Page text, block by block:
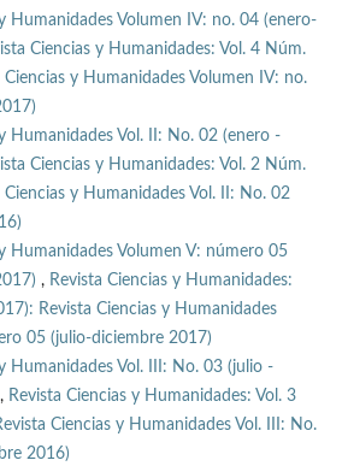
Humanidades Volumen IV: no. 04 (enero-
Ciencias y Humanidades: Vol. 4 Núm.
y Humanidades Volumen IV: no.
Humanidades Vol. II: No. 02 (enero -
Ciencias y Humanidades: Vol. 2 Núm.
y Humanidades Vol. II: No. 02
Humanidades Volumen V: número 05
, Revista Ciencias y Humanidades:
Revista Ciencias y Humanidades
05 (julio-diciembre 2017)
Humanidades Vol. III: No. 03 (julio -
, Revista Ciencias y Humanidades: Vol. 3
Ciencias y Humanidades Vol. III: No.
2016)